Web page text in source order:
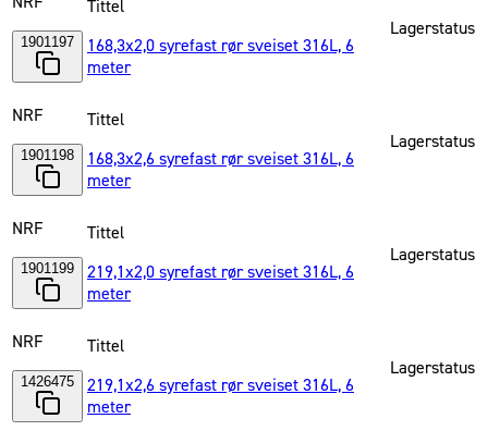
1901197
Tittel
168,3x2,0 syrefast rør sveiset 316L, 6
meter
Lagerstatus
NRF
1901198
Tittel
168,3x2,6 syrefast rør sveiset 316L, 6
meter
Lagerstatus
NRF
1901199
Tittel
219,1x2,0 syrefast rør sveiset 316L, 6
meter
Lagerstatus
NRF
1426475
Tittel
219,1x2,6 syrefast rør sveiset 316L, 6
meter
Lagerstatus